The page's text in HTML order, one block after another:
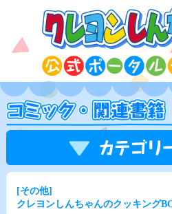
[その他]
クレヨンしんちゃんのクッキング